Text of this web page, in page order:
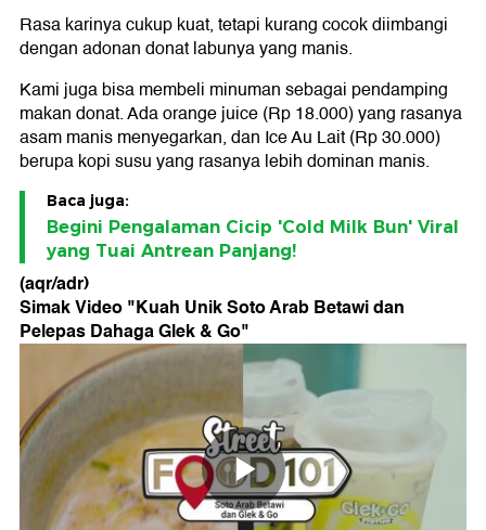
Rasa karinya cukup kuat, tetapi kurang cocok diimbangi
dengan adonan donat labunya yang manis.
Kami juga bisa membeli minuman sebagai pendamping
makan donat. Ada orange juice (Rp 18.000) yang rasanya
asam manis menyegarkan, dan Ice Au Lait (Rp 30.000)
berupa kopi susu yang rasanya lebih dominan manis.
Baca juga:
Begini Pengalaman Cicip 'Cold Milk Bun' Viral
yang Tuai Antrean Panjang!
(aqr/adr)
Simak Video "Kuah Unik Soto Arab Betawi dan
Pelepas Dahaga Glek & Go"